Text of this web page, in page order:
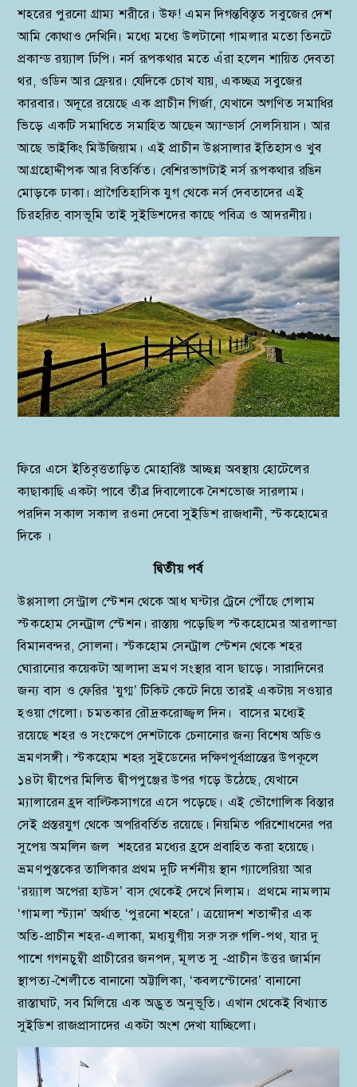
শহরের পুরনো গ্রাম্য শরীরে। উফ! এমন দিগন্তবিস্তৃত সবুজের দেশ
আমি কোথাও দেখিনি। মধ্যে মধ্যে উলটানো গামলার মতো তিনটে
প্রকান্ড রয়্যাল ঢিপি। নর্স রূপকথার মতে এঁরা হলেন শায়িত দেবতা
থর, ওডিন আর ফ্রেয়র। যেদিকে চোখ যায়, একচ্ছত্র সবুজের
কারবার। অদূরে রয়েছে এক প্রাচীন গির্জা, যেখানে অগণিত সমাধির
ভিড়ে একটি সমাধিতে সমাহিত আছেন অ্যান্ডার্স সেলসিয়াস। আর
আছে ভাইকিং মিউজিয়াম। এই প্রাচীন উপ্পসালার ইতিহাসও খুব
আগ্রহোদ্দীপক আর বিতর্কিত। বেশিরভাগটাই নর্স রূপকথার রঙিন
মোড়কে ঢাকা। প্রাগৈতিহাসিক যুগ থেকে নর্স দেবতাদের এই
চিরহরিত্ বাসভূমি তাই সুইডিশদের কাছে পবিত্র ও আদরনীয়।
ফিরে এসে ইতিবৃত্ততাড়িত মোহাবিষ্ট আচ্ছন্ন অবস্থায় হোটেলের
কাছাকাছি একটা পাবে তীব্র দিবালোকে নৈশভোজ সারলাম।
পরদিন সকাল সকাল রওনা দেবো সুইডিশ রাজধানী, স্টকহোমের
দিকে ।
দ্বিতীয় পর্ব
উপ্পসালা সেন্ট্রাল স্টেশন থেকে আধ ঘন্টার ট্রেনে পৌঁছে গেলাম
স্টকহোম সেনট্রাল স্টেশন। রাস্তায় পড়েছিল স্টকহোমের আরলান্ডা
বিমানবন্দর, সোলনা। স্টকহোম সেনট্রাল স্টেশন থেকে শহর
ঘোরানোর কয়েকটা আলাদা ভ্রমণ সংস্থার বাস ছাড়ে। সারাদিনের
জন্য বাস ও ফেরির ‘যুগ্ম’ টিকিট কেটে নিয়ে তারই একটায় সওয়ার
হওয়া গেলো। চমত্কার রৌদ্রকরোজ্জ্বল দিন। বাসের মধ্যেই
রয়েছে শহর ও সংক্ষেপে দেশটাকে চেনানোর জন্য বিশেষ অডিও
ভ্রমণসঙ্গী। স্টকহোম শহর সুইডেনের দক্ষিণপূর্বপ্রান্তের উপকূলে
১৪টা দ্বীপের মিলিত দ্বীপপুঞ্জের উপর গড়ে উঠেছে, যেখানে
ম্যালারেন হ্রদ বাল্টিকসাগরে এসে পড়েছে। এই ভৌগোলিক বিস্তার
সেই প্রস্তরযুগ থেকে অপরিবর্তিত রয়েছে। নিয়মিত পরিশোধনের পর
সুপেয় অমলিন জল শহরের মধ্যের হ্রদে প্রবাহিত করা হয়েছে।
ভ্রমণপুস্তকের তালিকার প্রথম দুটি দর্শনীয় স্থান গ্যালেরিয়া আর
‘রয়্যাল অপেরা হাউস’ বাস থেকেই দেখে নিলাম। প্রথমে নামলাম
‘গামলা স্ট্যান’ অর্থাত্‌ ‘পুরনো শহরে’। ত্রয়োদশ শতাব্দীর এক
অতি-প্রাচীন শহর-এলাকা, মধ্যযুগীয় সরু সরু গলি-পথ, যার দু
পাশে গগনচুম্বী প্রাচীরের জনপদ, মূলত সু -প্রাচীন উত্তর জার্মান
স্থাপত্য-শৈলীতে বানানো অট্টালিকা, ‘কবলস্টোনের’ বানানো
রাস্তাঘাট, সব মিলিয়ে এক অদ্ভুত অনুভূতি। এখান থেকেই বিখ্যাত
সুইডিশ রাজপ্রাসাদের একটা অংশ দেখা যাচ্ছিলো।